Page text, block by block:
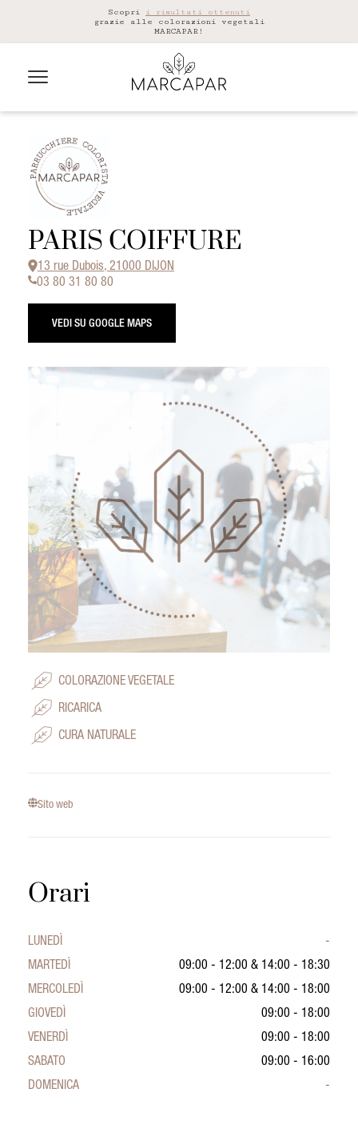
Scopri i risultati ottenuti
grazie alle colorazioni vegetali
MARCAPAR!
PARIS COIFFURE
13 rue Dubois, 21000 DIJON
03 80 31 80 80
VEDI SU GOOGLE MAPS
COLORAZIONE VEGETALE
RICARICA
CURA NATURALE
Sito web
Orari
LUNEDÌ
-
MARTEDÌ
09:00 - 12:00 & 14:00 - 18:30
MERCOLEDÌ
09:00 - 12:00 & 14:00 - 18:00
GIOVEDÌ
09:00 - 18:00
VENERDÌ
09:00 - 18:00
SABATO
09:00 - 16:00
DOMENICA
-